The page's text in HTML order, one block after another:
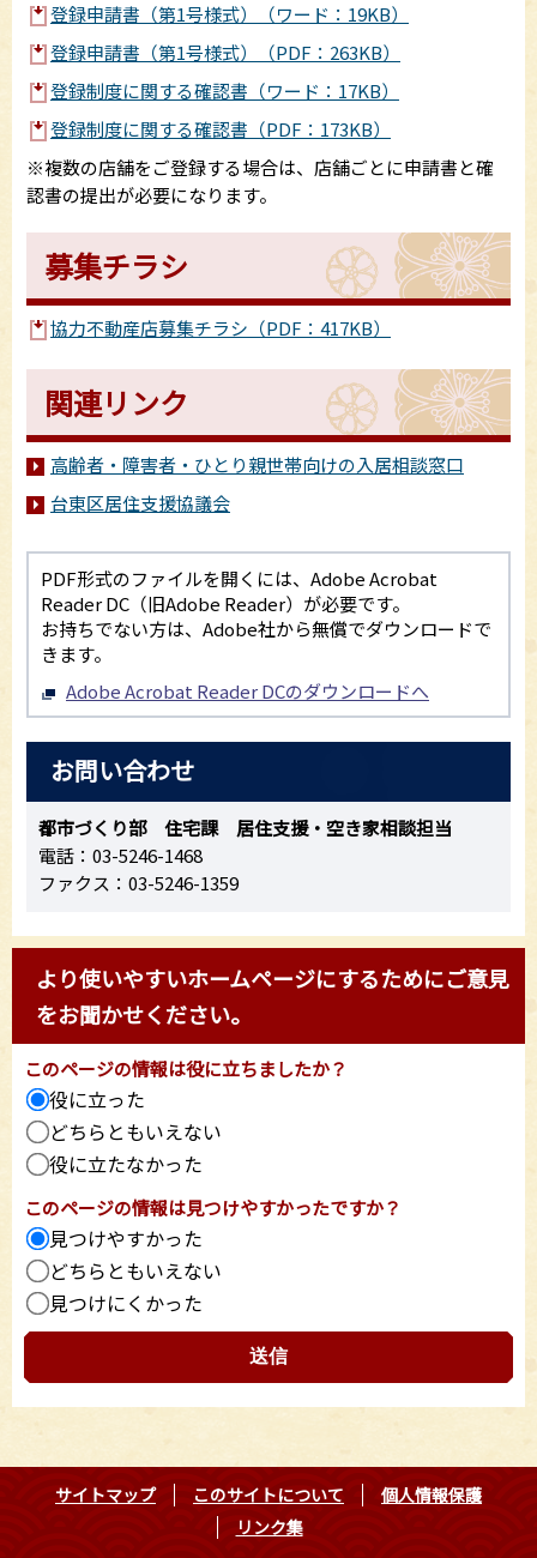
登録申請書（第1号様式）（ワード：19KB）
登録申請書（第1号様式）（PDF：263KB）
登録制度に関する確認書（ワード：17KB）
登録制度に関する確認書（PDF：173KB）
※複数の店舗をご登録する場合は、店舗ごとに申請書と確
認書の提出が必要になります。
募集チラシ
協力不動産店募集チラシ（PDF：417KB）
関連リンク
高齢者・障害者・ひとり親世帯向けの入居相談窓口
台東区居住支援協議会
PDF形式のファイルを開くには、Adobe Acrobat
Reader DC（旧Adobe Reader）が必要です。
お持ちでない方は、Adobe社から無償でダウンロードで
きます。
Adobe Acrobat Reader DCのダウンロードへ
お問い合わせ
都市づくり部 住宅課 居住支援・空き家相談担当
電話：03-5246-1468
ファクス：03-5246-1359
より使いやすいホームページにするためにご意見
をお聞かせください。
このページの情報は役に立ちましたか？
役に立った
どちらともいえない
役に立たなかった
このページの情報は見つけやすかったですか？
見つけやすかった
どちらともいえない
見つけにくかった
サイトマップ このサイトについて
個人情報保護
リンク集